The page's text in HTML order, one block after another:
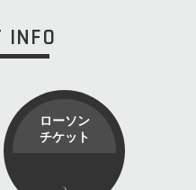
INFO
ローソン
チケット